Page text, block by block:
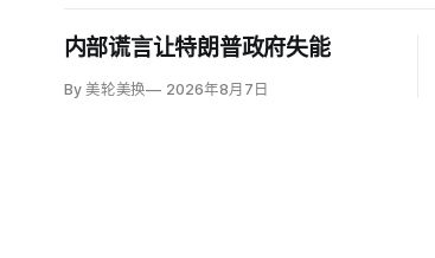
内部谎言让特朗普政府失能
By 美轮美换 2026年8月7日